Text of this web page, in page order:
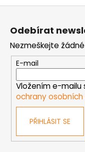
Z
Odebírat
Nezmeškejte
E-mail
Vložením e-mailu
ochrany osobních
PŘIHLÁSIT SE